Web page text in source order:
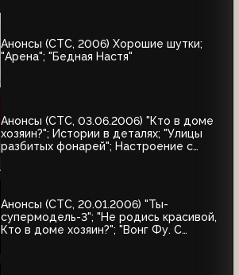
Анонсы (СТС, 2006) Хорошие шутки;
"Арена"; "Бедная Настя"
Анонсы (СТС, 03.06.2006) "Кто в доме
хозяин?"; Истории в деталях; "Улицы
разбитых фонарей"; Настроение с
Анонсы (СТС, 20.01.2006) "Ты-
супермодель-3"; "Не родись красивой,
Кто в доме хозяин?"; "Вонг Фу. С